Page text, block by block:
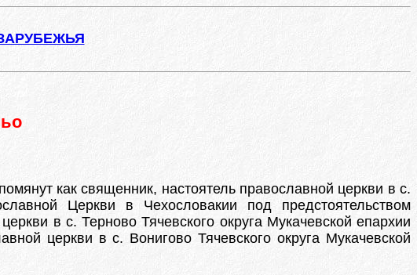
как священник, настоятель православной церкви в с.
Церкви в Чехословакии под предстоятельством
в с. Терново Тячевского округа Мукачевской епархии
церкви в с. Вонигово Тячевского округа Мукачевской